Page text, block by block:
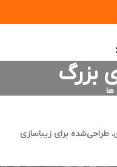
بزرگ
برای زیباسازی